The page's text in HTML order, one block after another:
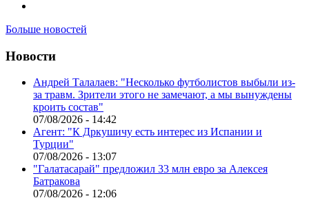
Больше новостей
Новости
Андрей Талалаев: "Несколько футболистов выбыли из-
за травм. Зрители этого не замечают, а мы вынуждены
кроить состав"
07/08/2026 - 14:42
Агент: "К Дркушичу есть интерес из Испании и
Турции"
07/08/2026 - 13:07
"Галатасарай" предложил 33 млн евро за Алексея
Батракова
07/08/2026 - 12:06